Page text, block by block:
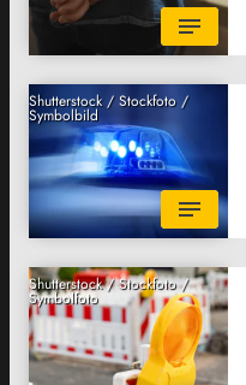
Shutterstock / Stockfoto /
Symbolbild
Shutterstock / Stockfoto /
Symbolfoto